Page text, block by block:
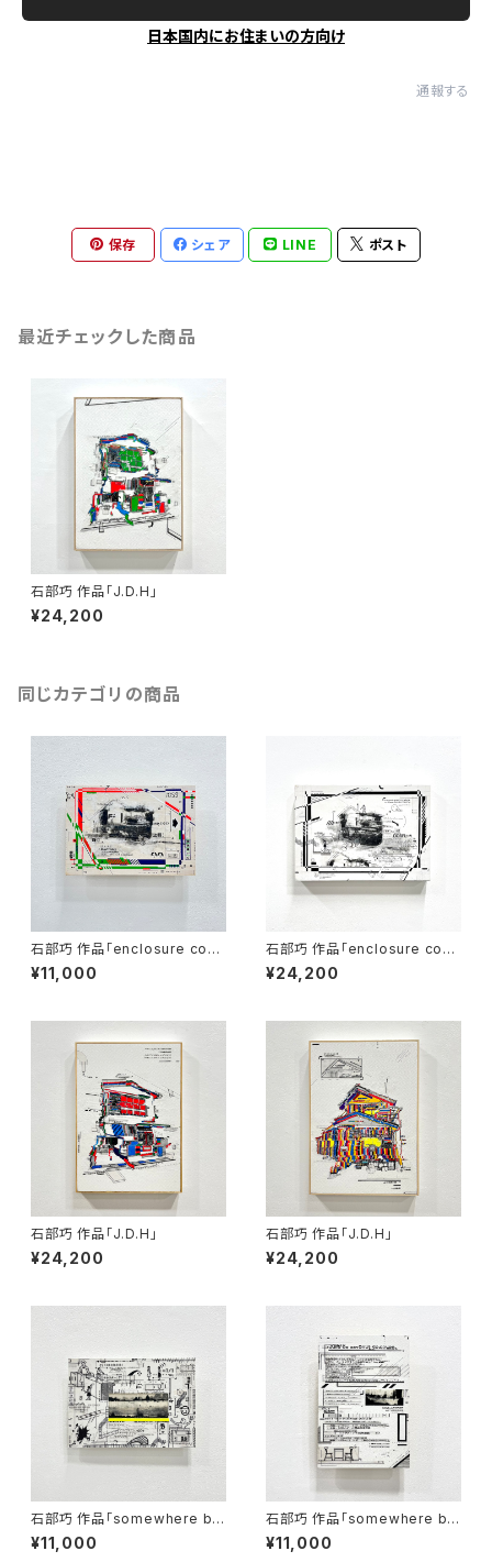
日本国内にお住まいの方向け
通報する
保存 シェア LINE ポスト
最近チェックした商品
石部巧 作品「J.D.H」
¥24,200
同じカテゴリの商品
石部巧 作品「enclosure com
position」
¥11,000
石部巧 作品「enclosure com
position」
¥24,200
石部巧 作品「J.D.H」
¥24,200
石部巧 作品「J.D.H」
¥24,200
石部巧 作品「somewhere be
tween black and white」
¥11,000
石部巧 作品「somewhere be
tween black and white」
¥11,000